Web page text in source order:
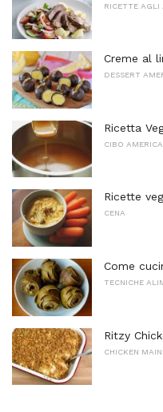
RICETTE AGLI
Creme al
DESSERT
Ricetta
CIBO
Ricette
CENA
Come
TECNICHE
Ritzy
CHICKEN